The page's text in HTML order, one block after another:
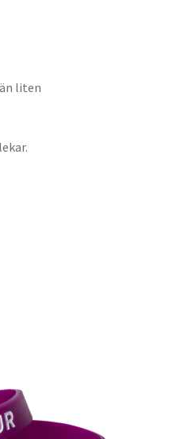
liten